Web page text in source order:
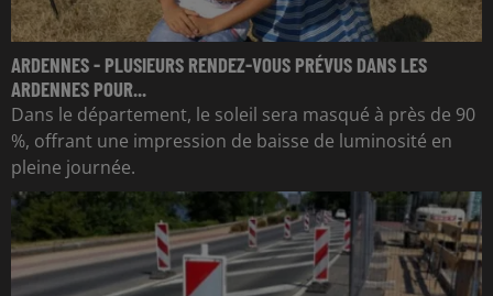
ARDENNES - PLUSIEURS RENDEZ-VOUS PRÉVUS DANS LES
ARDENNES POUR...
Dans le département, le soleil sera masqué à près de 90
%, offrant une impression de baisse de luminosité en
pleine journée.